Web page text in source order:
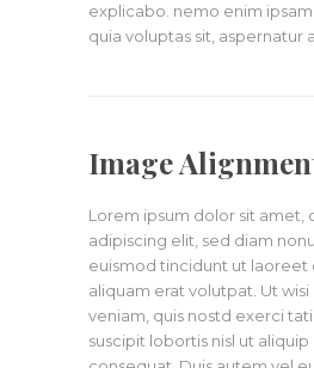
explicabo. nemo enim
quia voluptas sit, aspernatur
Image
Lorem ipsum dolor sit amet,
adipiscing elit, sed diam
euismod tincidunt ut laoreet
aliquam erat volutpat. Ut
veniam, quis nostd exerci
suscipit lobortis nisl ut